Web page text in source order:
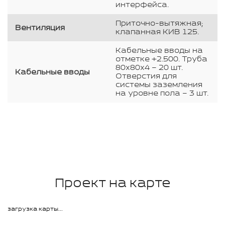
интерфейса.
Вентиляция
Приточно-вытяжная;
клапанная КИВ 125.
Кабельные вводы
Кабельные вводы на
отметке +2.500. Труба
80х80х4 – 20 шт.
Отверстия для
системы заземления
на уровне пола – 3 шт.
Проект на карте
загрузка карты...